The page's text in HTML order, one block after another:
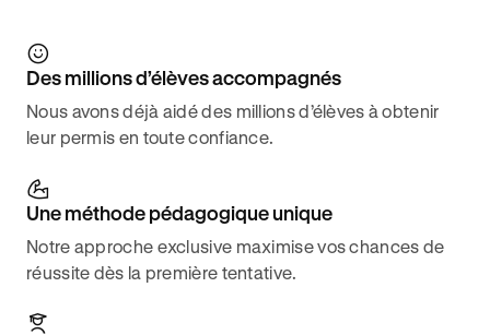
Des millions d’élèves accompagnés
Nous avons déjà aidé des millions d’élèves à obtenir
leur permis en toute confiance.
Une méthode pédagogique unique
Notre approche exclusive maximise vos chances de
réussite dès la première tentative.